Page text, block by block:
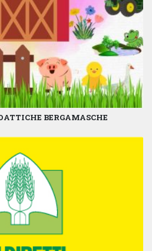
BERGAMASCHE